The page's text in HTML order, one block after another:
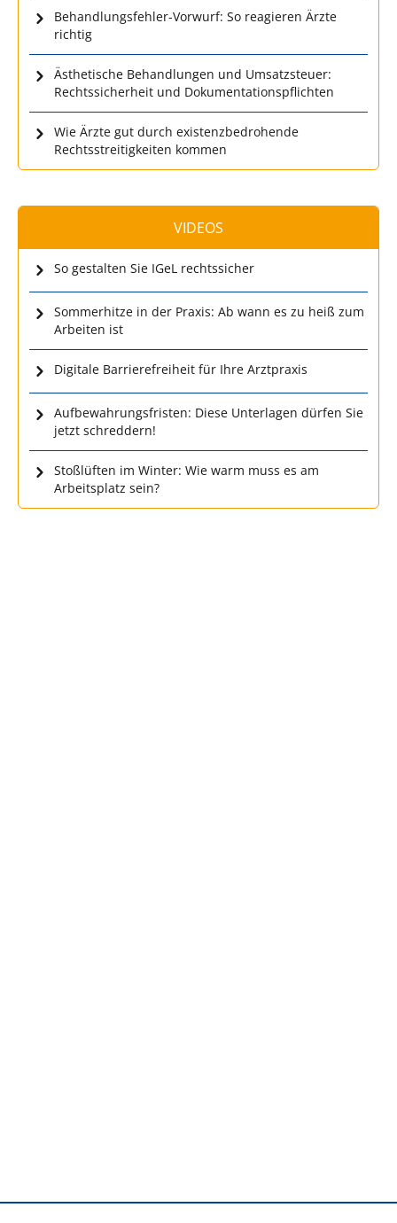
Behandlungsfehler-Vorwurf: So reagieren Ärzte
richtig
Ästhetische Behandlungen und Umsatzsteuer:
Rechtssicherheit und Dokumentationspflichten
Wie Ärzte gut durch existenzbedrohende
Rechtsstreitigkeiten kommen
VIDEOS
So gestalten Sie IGeL rechtssicher
Sommerhitze in der Praxis: Ab wann es zu heiß zum
Arbeiten ist
Digitale Barrierefreiheit für Ihre Arztpraxis
Aufbewahrungsfristen: Diese Unterlagen dürfen Sie
jetzt schreddern!
Stoßlüften im Winter: Wie warm muss es am
Arbeitsplatz sein?